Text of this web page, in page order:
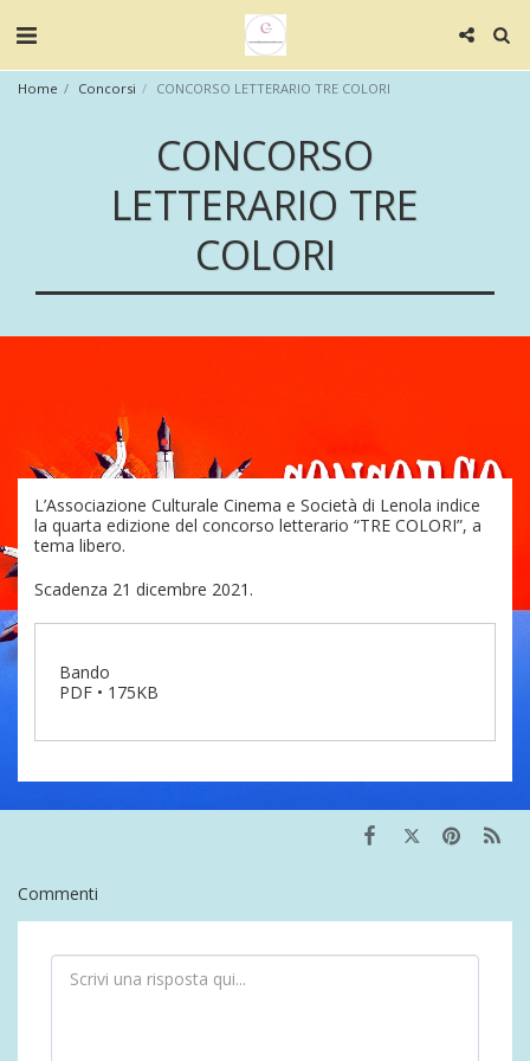
Home Concorsi CONCORSO LETTERARIO TRE COLORI
CONCORSO
LETTERARIO TRE
COLORI
L’Associazione Culturale Cinema e Società di Lenola indice
la quarta edizione del concorso letterario “TRE COLORI”, a
tema libero.
Scadenza 21 dicembre 2021.
Bando
PDF • 175KB
Commenti